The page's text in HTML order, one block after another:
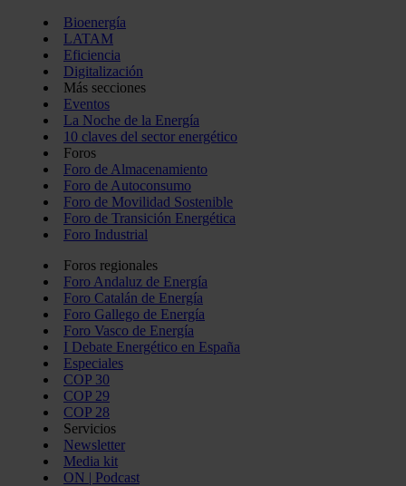
Bioenergía
LATAM
Eficiencia
Digitalización
Más secciones
Eventos
La Noche de la Energía
10 claves del sector energético
Foros
Foro de Almacenamiento
Foro de Autoconsumo
Foro de Movilidad Sostenible
Foro de Transición Energética
Foro Industrial
Foros regionales
Foro Andaluz de Energía
Foro Catalán de Energía
Foro Gallego de Energía
Foro Vasco de Energía
I Debate Energético en España
Especiales
COP 30
COP 29
COP 28
Servicios
Newsletter
Media kit
ON | Podcast